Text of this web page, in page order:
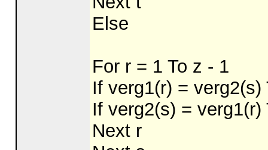
Else
For r = 1 To z - 1
If verg1(r) =
If verg2(s) =
Next r